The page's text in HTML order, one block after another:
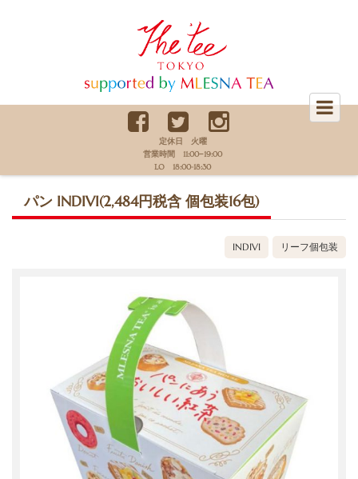
The Tee Tokyo supported by
MLESNA TEA
定休日 火曜
営業時間 11:00−19:00
LO 18:00-18:30
パン INDIVI(2,484円税含 個包装16包)
INDIVI リーフ個包装